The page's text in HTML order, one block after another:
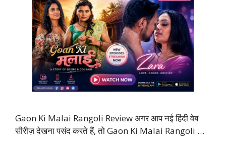
Gaon Ki Malai Rangoli Review अगर आप नई हिंदी वेब
सीरीज़ देखना पसंद करते हैं, तो Gaon Ki Malai Rangoli …